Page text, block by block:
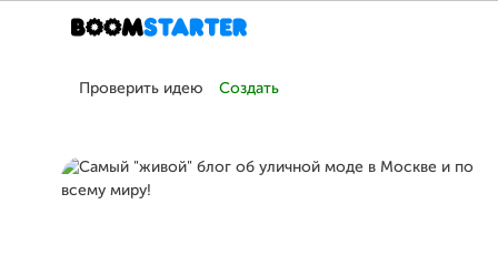
Проверить идею Создать